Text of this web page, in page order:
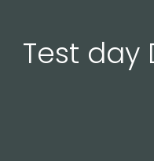
Test day